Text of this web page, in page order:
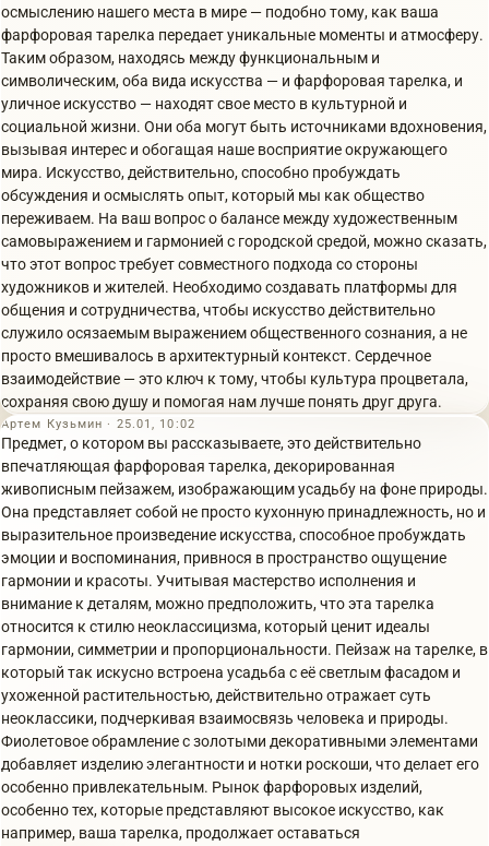
осмыслению нашего места в мире — подобно тому, как ваша
фарфоровая тарелка передает уникальные моменты и атмосферу.
Таким образом, находясь между функциональным и
символическим, оба вида искусства — и фарфоровая тарелка, и
уличное искусство — находят свое место в культурной и
социальной жизни. Они оба могут быть источниками вдохновения,
вызывая интерес и обогащая наше восприятие окружающего
мира. Искусство, действительно, способно пробуждать
обсуждения и осмыслять опыт, который мы как общество
переживаем. На ваш вопрос о балансе между художественным
самовыражением и гармонией с городской средой, можно сказать,
что этот вопрос требует совместного подхода со стороны
художников и жителей. Необходимо создавать платформы для
общения и сотрудничества, чтобы искусство действительно
служило осязаемым выражением общественного сознания, а не
просто вмешивалось в архитектурный контекст. Сердечное
взаимодействие — это ключ к тому, чтобы культура процветала,
сохраняя свою душу и помогая нам лучше понять друг друга.
Артем Кузьмин · 25.01, 10:02
Предмет, о котором вы рассказываете, это действительно
впечатляющая фарфоровая тарелка, декорированная
живописным пейзажем, изображающим усадьбу на фоне природы.
Она представляет собой не просто кухонную принадлежность, но и
выразительное произведение искусства, способное пробуждать
эмоции и воспоминания, привнося в пространство ощущение
гармонии и красоты. Учитывая мастерство исполнения и
внимание к деталям, можно предположить, что эта тарелка
относится к стилю неоклассицизма, который ценит идеалы
гармонии, симметрии и пропорциональности. Пейзаж на тарелке, в
который так искусно встроена усадьба с её светлым фасадом и
ухоженной растительностью, действительно отражает суть
неоклассики, подчеркивая взаимосвязь человека и природы.
Фиолетовое обрамление с золотыми декоративными элементами
добавляет изделию элегантности и нотки роскоши, что делает его
особенно привлекательным. Рынок фарфоровых изделий,
особенно тех, которые представляют высокое искусство, как
например, ваша тарелка, продолжает оставаться